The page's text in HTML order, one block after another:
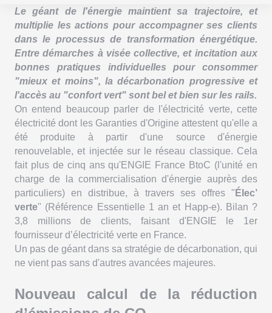
Le géant de l'énergie maintient sa trajectoire, et
multiplie les actions pour accompagner ses clients
dans le processus de transformation énergétique.
Entre démarches à visée collective, et incitation aux
bonnes pratiques individuelles pour consommer
"mieux et moins", la décarbonation progressive et
l'accès au "confort vert" sont bel et bien sur les rails.
On entend beaucoup parler de l'électricité verte, cette
électricité dont les Garanties d'Origine attestent qu'elle a
été produite à partir d'une source d'énergie
renouvelable, et injectée sur le réseau classique. Cela
fait plus de cinq ans qu'ENGIE France BtoC (l'unité en
charge de la commercialisation d'énergie auprès des
particuliers) en distribue, à travers ses offres " Élec’
verte" (Référence Essentielle 1 an et Happ-e). Bilan ?
3,8 millions de clients, faisant d'ENGIE le 1er
fournisseur d’électricité verte en France.
Un pas de géant dans sa stratégie de décarbonation, qui
ne vient pas sans d'autres avancées majeures.
Nouveau calcul de la réduction